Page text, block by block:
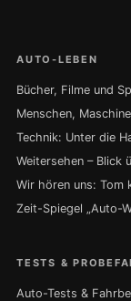
AUTO-LEBEN
Bücher, Filme und
Menschen,
Technik: Unter die
Weitersehen – Blick
Wir hören uns: Tom
Zeit-Spiegel „Auto-
TESTS &
Auto-Tests &